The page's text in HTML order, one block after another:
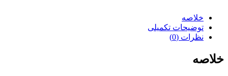
خلاصه
توضیحات تکمیلی
نظرات (0)
خلاصه